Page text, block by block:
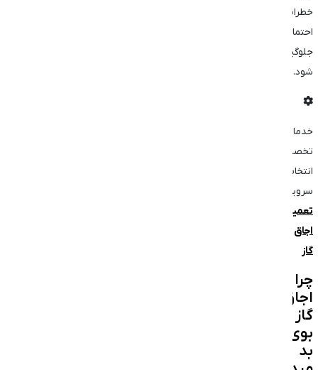
خطرات
احتمالی
جلوگیری
شود.
خدمات
تخصصی
انتخاب
سرویس:
تعمیر
اجاق
گاز
چرا
اجاق
گاز
بوی
بد